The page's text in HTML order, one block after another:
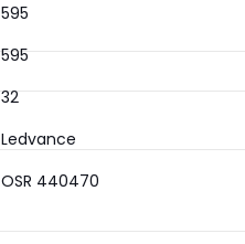
595
595
32
Ledvance
OSR 440470